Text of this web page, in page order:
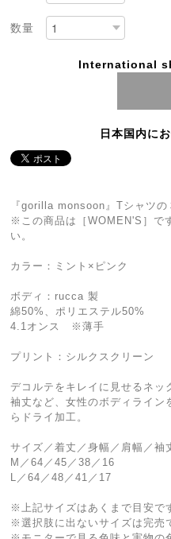
数量
International
日本国内に
『gorilla monsoon』Tシャツの
※この商品は［WOMEN'S］で
い。
カラー：ミント×ピンク
ボディ：rucca 製
綿50%、ポリエステル50%
4.1オンス ※薄手
プリント：シルクスクリーン
デコルテをキレイに見せるネッ
袖丈など、女性のボディライン
らドライ加工。
サイズ／着丈／身幅／肩幅／袖
M／64／45／38／16
L／64／48／41／17
※上記サイズはあくまで目安で
※選択肢に出ないサイズは完売